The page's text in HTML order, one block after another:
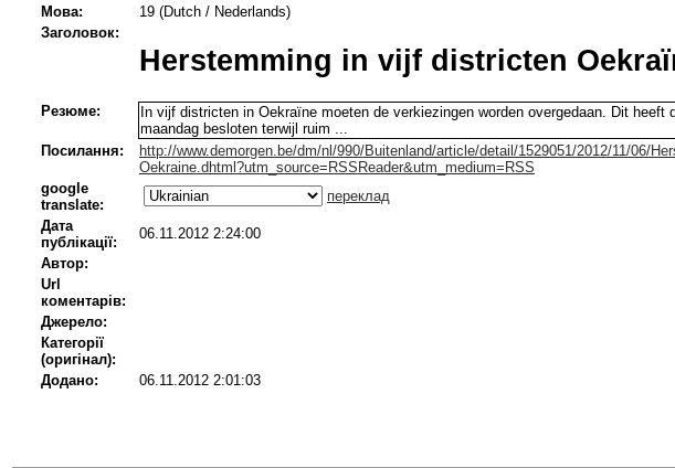
Мова:
19 (Dutch / Nederlands)
Заголовок:
Herstemming in vijf districten
Резюме:
In vijf districten in Oekraïne moeten de verkiezingen worden overgedaan. Dit heeft
maandag besloten terwijl ruim ...
Посилання:
http://www.demorgen.be/dm/nl/990/Buitenland/article/detail/1529051/2012/11/06/
Oekraine.dhtml?utm_source=RSSReader&utm_medium=RSS
google
translate:
переклад
Дата
публікації:
06.11.2012 2:24:00
Автор:
Url
коментарів:
Джерело:
Категорії
(оригінал):
Додано:
06.11.2012 2:01:03